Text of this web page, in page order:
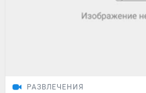
РАЗВЛЕЧЕНИЯ